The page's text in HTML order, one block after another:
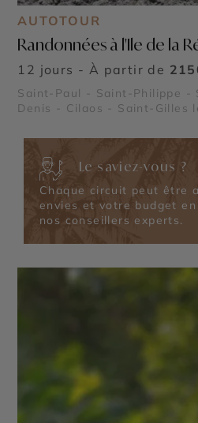
AUTOTOUR
Randonnées à l'Ile de la
12 jours - À partir de
Saint-Paul - Saint-Philippe -
Denis - Cilaos - Saint-Gilles
Cirque de Mafate - Piton
Le saviez-vous ?
Chaque circuit peut être
envies et votre budget
nos conseillers experts.